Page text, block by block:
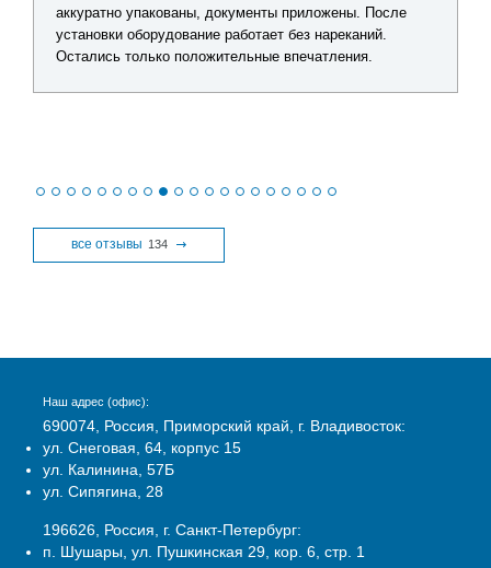
аккуратно упакованы, документы приложены. После
установки оборудование работает без нареканий.
Остались только положительные впечатления.
все отзывы 134
Наш адрес (офис):
690074, Россия, Приморский край, г. Владивосток:
ул. Снеговая, 64, корпус 15
ул. Калинина, 57Б
ул. Сипягина, 28
196626, Россия, г. Санкт-Петербург:
п. Шушары, ул. Пушкинская 29, кор. 6, стр. 1